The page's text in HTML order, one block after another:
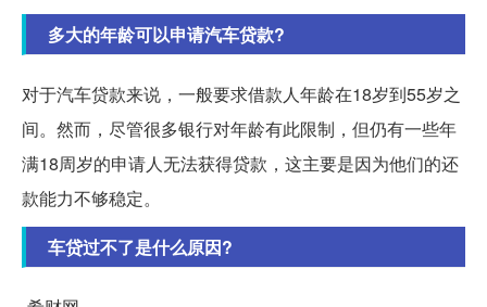
多大的年龄可以申请汽车贷款?
对于汽车贷款来说，一般要求借款人年龄在18岁到55岁之
间。然而，尽管很多银行对年龄有此限制，但仍有一些年
满18周岁的申请人无法获得贷款，这主要是因为他们的还
款能力不够稳定。
车贷过不了是什么原因?